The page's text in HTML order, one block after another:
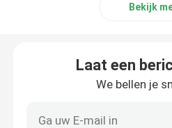
de klep van de hoekzetel
Bekijk
Laat een
We bellen je